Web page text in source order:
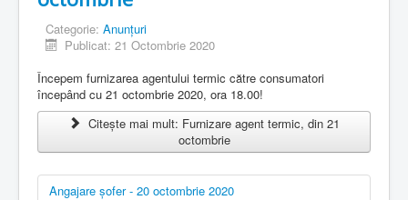
Categorie: Anunțuri
Publicat: 21 Octombrie 2020
Începem furnizarea agentului termic către consumatori
începând cu 21 octombrie 2020, ora 18.00!
Citește mai mult: Furnizare agent termic, din 21
octombrie
Angajare șofer - 20 octombrie 2020